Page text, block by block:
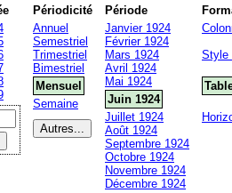
Périodicité
Annuel
Semestriel
Trimestriel
Bimestriel
Mensuel
Semaine
Période
Janvier 1924
Février 1924
Mars 1924
Avril 1924
Mai 1924
Juin 1924
Juillet 1924
Août 1924
Septembre 1924
Octobre 1924
Novembre 1924
Décembre 1924
Style